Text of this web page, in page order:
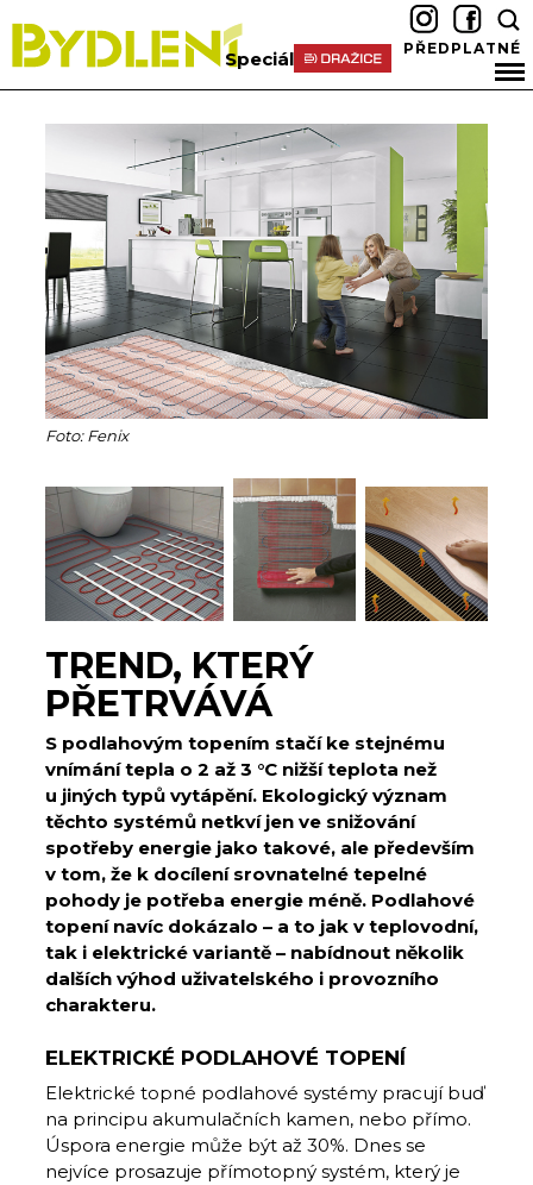
Speciál PŘEDPLATNÉ
Foto: Fenix
TREND, KTERÝ
PŘETRVÁVÁ
S podlahovým topením stačí ke stejnému
vnímání tepla o 2 až 3 °C nižší teplota než
u jiných typů vytápění. Ekologický význam
těchto systémů netkví jen ve snižování
spotřeby energie jako takové, ale především
v tom, že k docílení srovnatelné tepelné
pohody je potřeba energie méně. Podlahové
topení navíc dokázalo – a to jak v teplovodní,
tak i elektrické variantě – nabídnout několik
dalších výhod uživatelského i provozního
charakteru.
ELEKTRICKÉ PODLAHOVÉ TOPENÍ
Elektrické topné podlahové systémy pracují buď
na principu akumulačních kamen, nebo přímo.
Úspora energie může být až 30%. Dnes se
nejvíce prosazuje přímotopný systém, který je